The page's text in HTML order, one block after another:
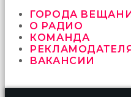
öttürüyor
sex
hikayeleri
kızların
ГОРОДА
О РАДИО
КОМАНДА
ВАКАНСИИ